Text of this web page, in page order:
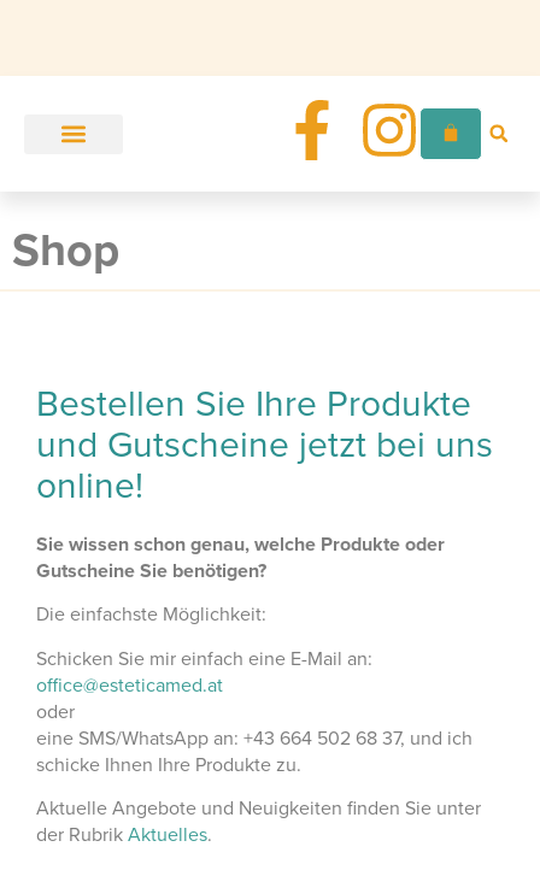
Shop
Bestellen Sie Ihre Produkte
und Gutscheine jetzt bei uns
online!
Sie wissen schon genau, welche Produkte oder
Gutscheine Sie benötigen?
Die einfachste Möglichkeit:
Schicken Sie mir einfach eine E-Mail an:
office@esteticamed.at
oder
eine SMS/WhatsApp an: +43 664 502 68 37, und ich
schicke Ihnen Ihre Produkte zu.
Aktuelle Angebote und Neuigkeiten finden Sie unter
der Rubrik Aktuelles.